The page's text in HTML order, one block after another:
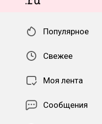
Популярное
Свежее
Моя лента
Сообщения